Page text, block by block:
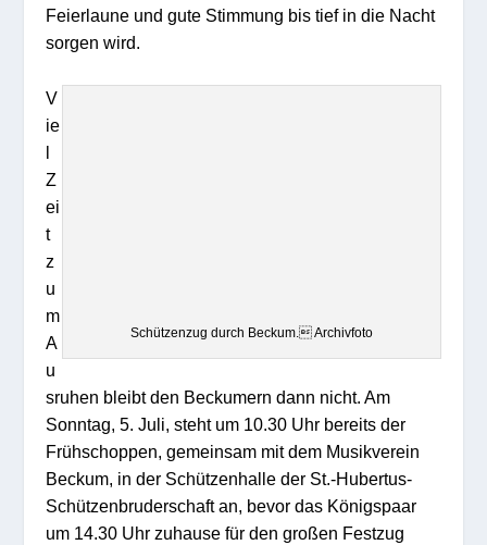
Feierlaune und gute Stimmung bis tief in die Nacht
sorgen wird.
Schützenzug durch Beckum. Archivfoto
V
ie
l
Z
ei
t
z
u
m
A
u
sruhen bleibt den Beckumern dann nicht. Am
Sonntag, 5. Juli, steht um 10.30 Uhr bereits der
Frühschoppen, gemeinsam mit dem Musikverein
Beckum, in der Schützenhalle der St.-Hubertus-
Schützenbruderschaft an, bevor das Königspaar
um 14.30 Uhr zuhause für den großen Festzug